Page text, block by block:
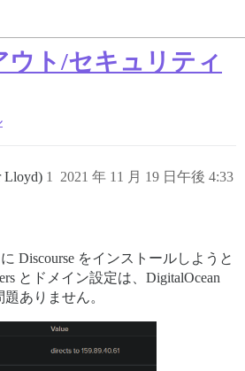
ウト/セキュリティ
Lloyd) 2021 年 11 月 19 日午後 4:33
1
Discourse をインストールしようと
とドメイン設定は、DigitalOcean
ありません。